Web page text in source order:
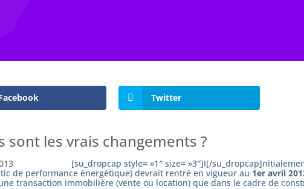
Twitter
sont les vrais changements ?
[su_dropcap style= »1″ size= »3″]I[/
de performance énergétique) devrait rentré en vigueur au 1er avril
transaction immobilière (vente ou location) que dans le cadre de